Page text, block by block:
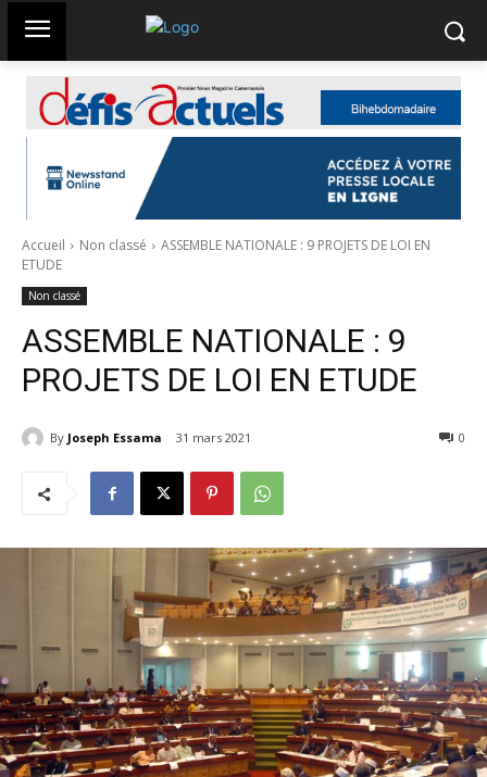
Accueil Non classé
ASSEMBLE NATIONALE : 9 PROJETS DE LOI EN
ETUDE
Non classé
ASSEMBLE NATIONALE : 9
PROJETS DE LOI EN ETUDE
By Joseph Essama 31 mars 2021 0